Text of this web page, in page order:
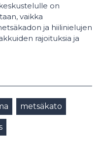
on
vaikka
ja hiilinielujen
rajoituksia ja
metsäkato